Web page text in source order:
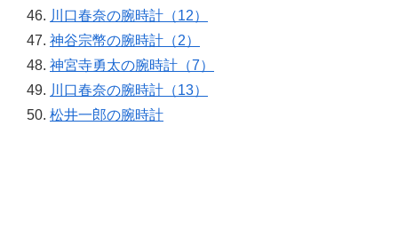
川口春奈の腕時計（12）
神谷宗幣の腕時計（2）
神宮寺勇太の腕時計（7）
川口春奈の腕時計（13）
松井一郎の腕時計